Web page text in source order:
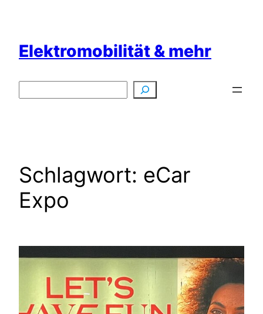
springen
Elektromobilität & mehr
Schlagwort: eCar
Expo